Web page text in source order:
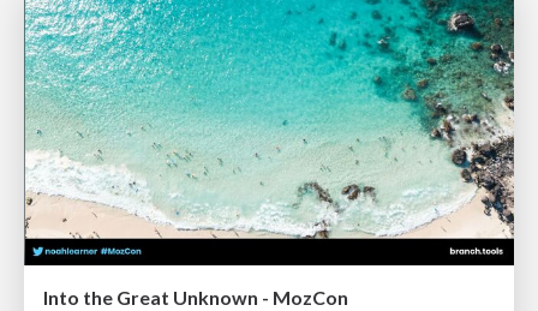
Into the Great Unknown - MozCon